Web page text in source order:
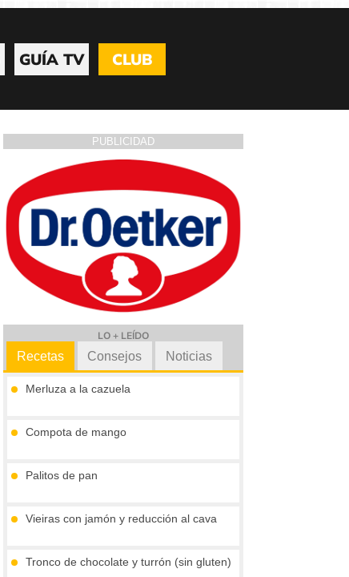
GUÍA TV CLUB
PUBLICIDAD
LO + LEÍDO
Recetas
Merluza a la cazuela
Compota de mango
Palitos de pan
Vieiras con jamón y reducción al cava
Tronco de chocolate y turrón (sin gluten)
Consejos Noticias